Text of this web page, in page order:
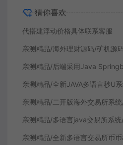
猜你喜欢
代搭建浮动价格具体联系客服